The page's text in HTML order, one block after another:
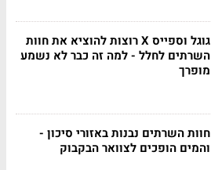
גוגל וספייס X רוצות להוציא את חוות
השרתים לחלל - למה זה כבר לא נשמע
מופרך
חוות השרתים נבנות באזורי סיכון -
והמים הופכים לצוואר הבקבוק